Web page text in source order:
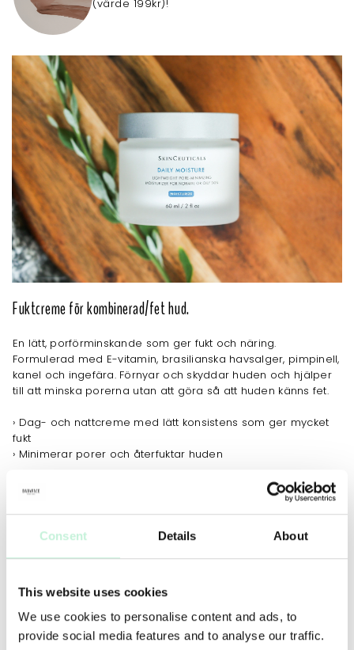
Consent Details About
This website uses cookies
We use cookies to personalise content and ads, to
provide social media features and to analyse our traffic.
(värde 199kr)!
Fuktcreme för kombinerad/fet hud.
En lätt, porförminskande som ger fukt och näring.
Formulerad med E-vitamin, brasilianska havsalger, pimpinell,
kanel och ingefära. Förnyar och skyddar huden och hjälper
till att minska porerna utan att göra så att huden känns fet.
› Dag- och nattcreme med lätt konsistens som ger mycket
fukt
› Minimerar porer och återfuktar huden
Passar en kombinerad/fet hudtyp.
Fina linjer Ökad fukt Oljig & blank
Obalans
ANVÄNDNING TIPS MER INFO INGREDIENSER